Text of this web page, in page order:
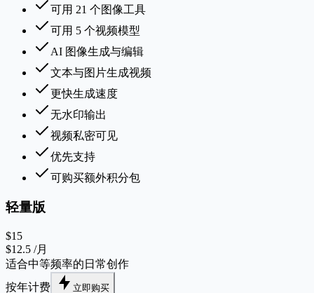
可用 21 个图像工具
可用 5 个视频模型
AI 图像生成与编辑
文本与图片生成视频
更快生成速度
无水印输出
视频私密可见
优先支持
可购买额外积分包
轻量版
$15
$12.5 /月
适合中等频率的日常创作
按年计费
立即购买